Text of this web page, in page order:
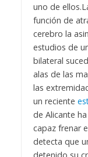
uno de ellos.
función de
cerebro la
estudios de
bilateral
alas de las
las
un reciente
de Alicante
capaz frenar
detecta que